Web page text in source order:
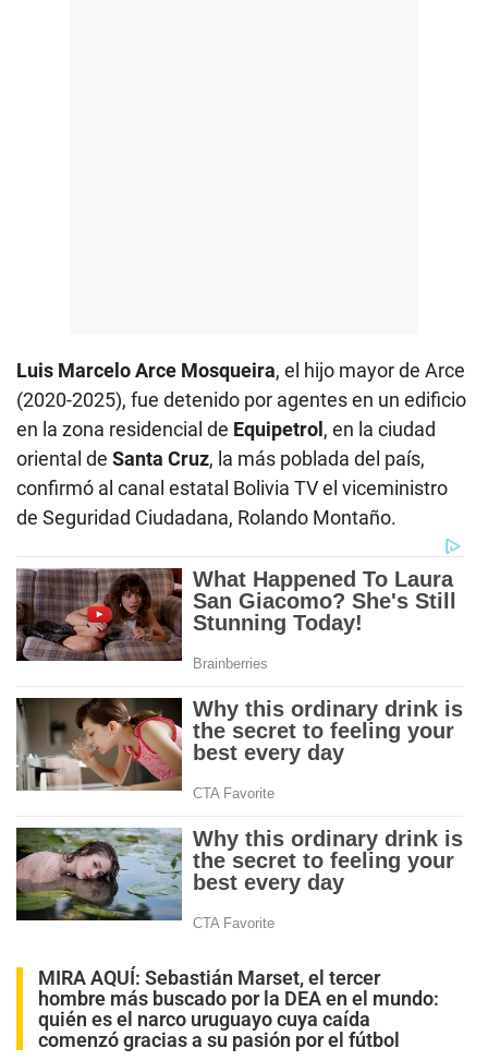
Luis Marcelo Arce Mosqueira, el hijo mayor de Arce
(2020-2025), fue detenido por agentes en un edificio
en la zona residencial de Equipetrol, en la ciudad
oriental de Santa Cruz, la más poblada del país,
confirmó al canal estatal Bolivia TV el viceministro
de Seguridad Ciudadana, Rolando Montaño.
MIRA AQUÍ: Sebastián Marset, el tercer
hombre más buscado por la DEA en el mundo:
quién es el narco uruguayo cuya caída
comenzó gracias a su pasión por el fútbol